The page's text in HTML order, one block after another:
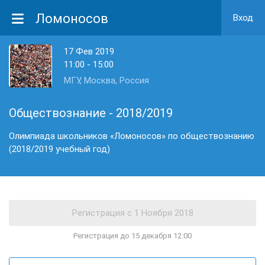
Ломоносов Вход
17 Фев 2019
11:00 - 15:00
МГУ, Москва, Россия
Обществознание - 2018/2019
Олимпиада школьников «Ломоносов» по обществознанию
(2018/2019 учебный год)
Регистрация до 15 декабря 12:00